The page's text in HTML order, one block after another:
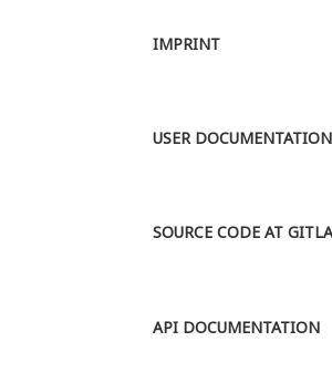
IMPRINT
USER DOCUMENTATION
SOURCE CODE AT
API DOCUMENTATION